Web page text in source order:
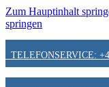
Zum Hauptinhalt
springen
TELEFONSERVICE: